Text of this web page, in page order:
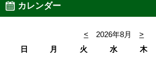
カレンダー
< 2026年8月
>
日
月 火 水 木